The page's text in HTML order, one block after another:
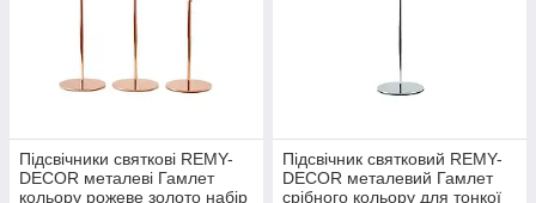
Підсвічники святкові REMY-
DEСOR металеві Гамлет
кольору рожеве золото набір
Підсвічник святковий REMY-
DEСOR металевий Гамлет
срібного кольору для тонкої